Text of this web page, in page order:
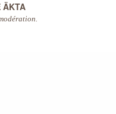
ÄKTA